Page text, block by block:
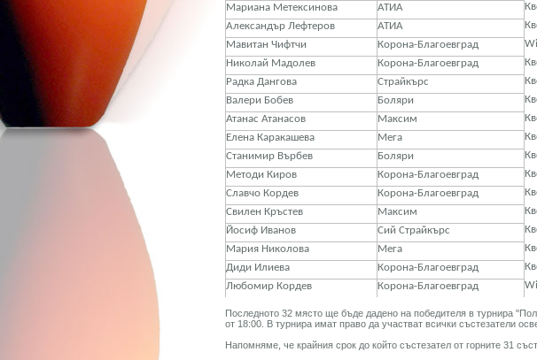
Мариана Метексинова
АТИА
Александър Лефтеров
АТИА
Мавитан Чифтчи
Корона-Благоевград
Николай Мадолев
Корона-Благоевград
Радка Дангова
Страйкърс
Валери Бобев
Боляри
Атанас Атанасов
Максим
Елена Каракашева
Мега
Станимир Върбев
Боляри
Методи Киров
Корона-Благоевград
Славчо Кордев
Корона-Благоевград
Свилен Кръстев
Максим
Йосиф Иванов
Сий Страйкърс
Мария Николова
Мега
Диди Илиева
Корона-Благоевград
Любомир Кордев
Корона-Благоевград
Последното 32 място ще бъде дадено на победителя в турнира
от 18:00. В турнира имат право да участват всички състезатели
Напомняме, че крайния срок до който състезател от горните 31